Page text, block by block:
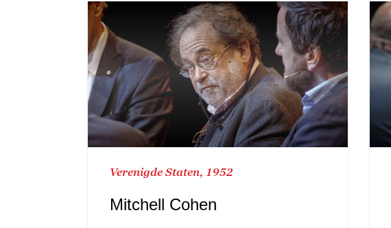
Verenigde Staten, 1952
Mitchell Cohen